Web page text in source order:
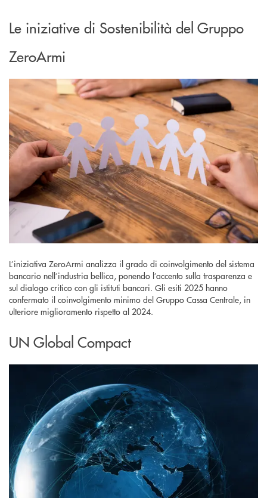
Le iniziative di Sostenibilità del Gruppo
ZeroArmi
L’iniziativa ZeroArmi analizza il grado di coinvolgimento del sistema
bancario nell’industria bellica, ponendo l’accento sulla trasparenza e
sul dialogo critico con gli istituti bancari. Gli esiti 2025 hanno
confermato il coinvolgimento minimo del Gruppo Cassa Centrale, in
ulteriore miglioramento rispetto al 2024.
UN Global Compact